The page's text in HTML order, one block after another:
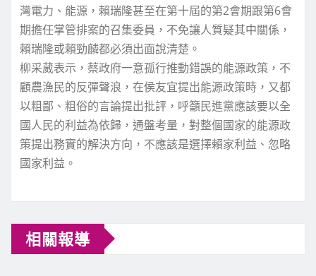
灣電力、能源，賴瑞隆甚至在第十屆的第2會期跟第6會
期擔任掌管排案的召集委員，不免讓人質疑其中關係，
賴瑞隆或賴勁麟都必須出面說清楚。
柳采葳表示，蔡政府一意孤行推動錯誤的能源政策，不
顧農漁民的反彈聲浪，在侯友宜提出能源政策時，又都
以粗鄙、粗俗的言論提出批評，呼籲民進黨應該要以全
國人民的利益為依歸，通盤考量，對整個國家的能源政
策提出務實的解決方向，不應該是選擇賴家利益、忽略
國家利益。
o
相關報導